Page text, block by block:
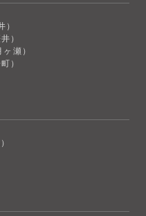
）
）
瀬）
）